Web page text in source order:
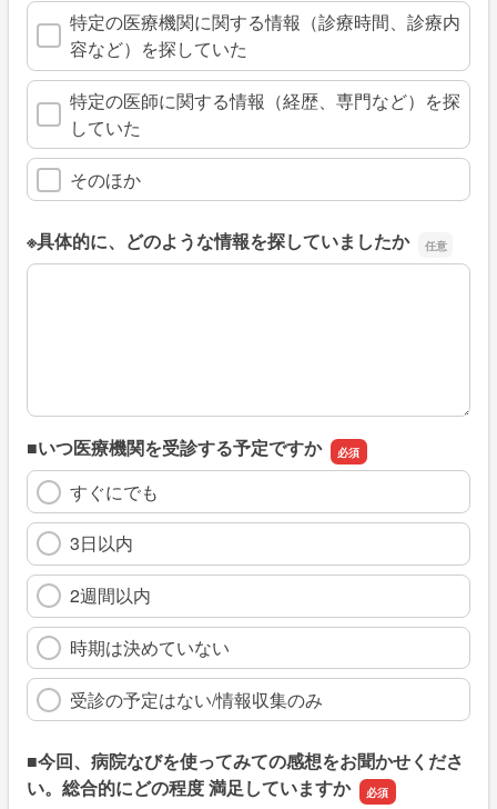
特定の医療機関に関する情報（診療時間、診療内
容など）を探していた
特定の医師に関する情報（経歴、専門など）を探
していた
そのほか
※具体的に、どのような情報を探していましたか
※具体的に、どのような情報を探していましたか
■いつ医療機関を受診する予定ですか
すぐにでも
3日以内
2週間以内
時期は決めていない
受診の予定はない/情報収集のみ
■今回、病院なびを使ってみての感想をお聞かせくださ
い。総合的にどの程度 満足していますか